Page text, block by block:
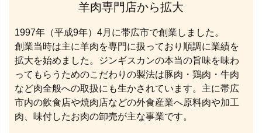
羊肉専門店から拡大
1997年（平成9年）4月に帯広市で創業しました。
創業当時は主に羊肉を専門に扱っており順調に業績を
拡大を始めました。ジンギスカンの本当の旨味を味わ
ってもらうためのこだわりの製法は豚肉・鶏肉・牛肉
など肉全般への取扱にも生かされています。主に帯広
市内の飲食店や焼肉店などの外食産業へ原料肉や加工
肉、味付したお肉の卸売が主な事業です。